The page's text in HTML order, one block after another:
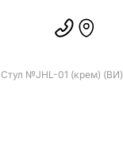
Стул №JHL-01 (крем) (ВИ)